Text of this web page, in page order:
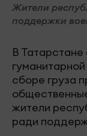
Жители
поддержки
В
сборе груза
жители
ради